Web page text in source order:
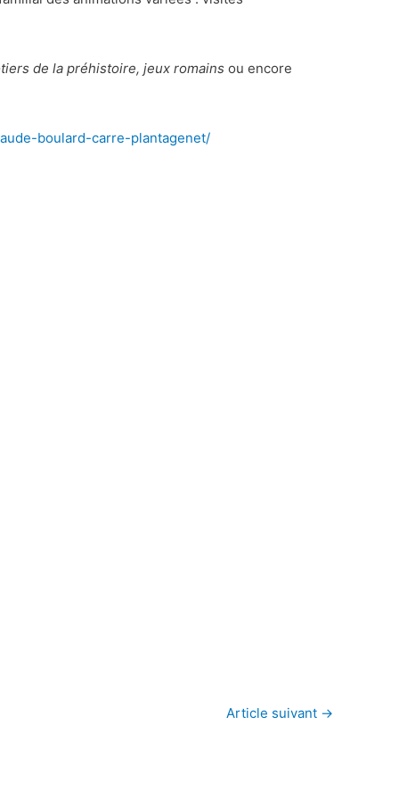
de la préhistoire, jeux romains ou encore
boulard-carre-plantagenet/
Article suivant →